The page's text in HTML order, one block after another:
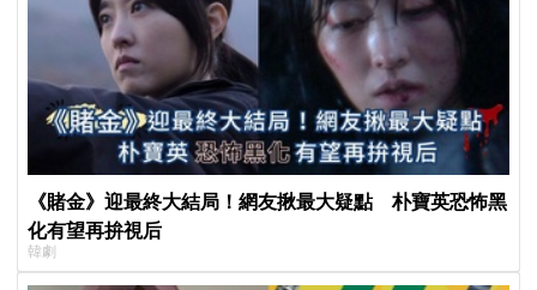
《賭金》迎最終大結局！網友揪最大疑點 朴寶英恐怖黑
化有望再拚視后
韓劇